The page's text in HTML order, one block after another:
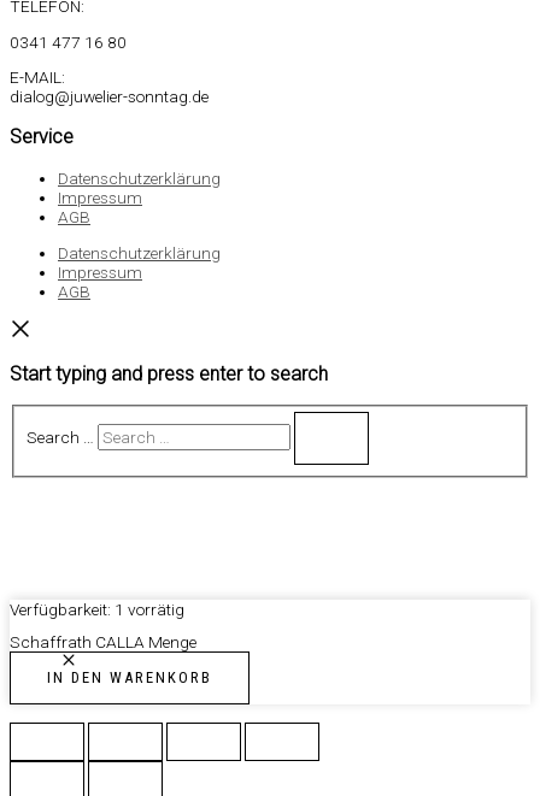
TELEFON:
0341 477 16 80
E-MAIL:
dialog@juwelier-sonntag.de
Service
Datenschutzerklärung
Impressum
AGB
Datenschutzerklärung
Impressum
AGB
Start typing and press enter to search
Search …
Verfügbarkeit: 1 vorrätig
Schaffrath CALLA Menge
IN DEN WARENKORB